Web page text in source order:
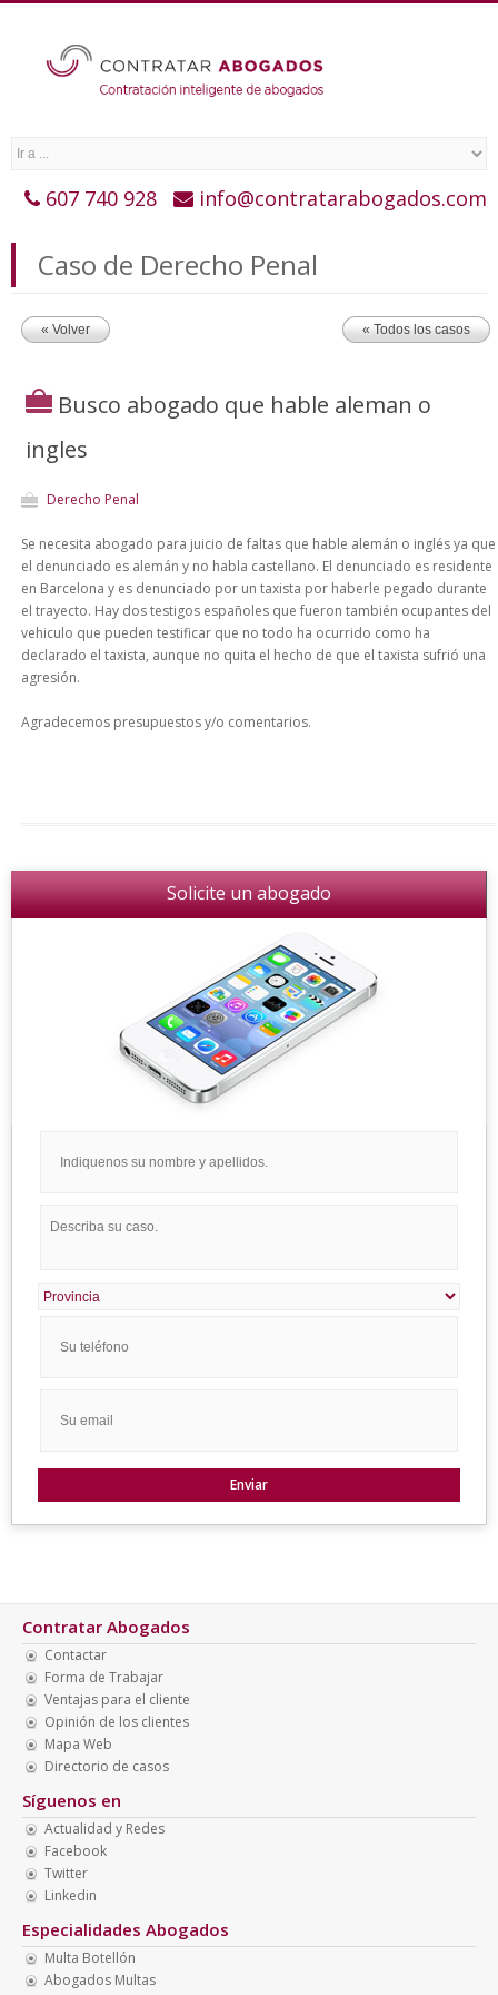
607 740 928 info@contratarabogados.com
Caso de Derecho Penal
« Volver « Todos los casos
Busco abogado que hable aleman o
ingles
Derecho Penal
Se necesita abogado para juicio de faltas que hable alemán o inglés ya que
el denunciado es alemán y no habla castellano. El denunciado es residente
en Barcelona y es denunciado por un taxista por haberle pegado durante
el trayecto. Hay dos testigos españoles que fueron también ocupantes del
vehiculo que pueden testificar que no todo ha ocurrido como ha
declarado el taxista, aunque no quita el hecho de que el taxista sufrió una
agresión.
Agradecemos presupuestos y/o comentarios.
Solicite un abogado
Contratar Abogados
Contactar
Forma de Trabajar
Ventajas para el cliente
Opinión de los clientes
Mapa Web
Directorio de casos
Síguenos en
Actualidad y Redes
Facebook
Twitter
Linkedin
Especialidades Abogados
Multa Botellón
Abogados Multas